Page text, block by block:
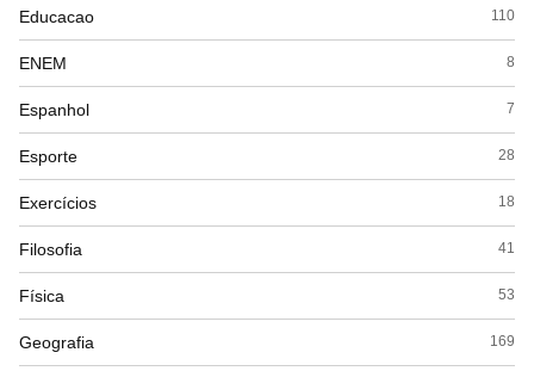
Educacao 110
ENEM 8
Espanhol 7
Esporte 28
Exercícios 18
Filosofia 41
Física 53
Geografia 169